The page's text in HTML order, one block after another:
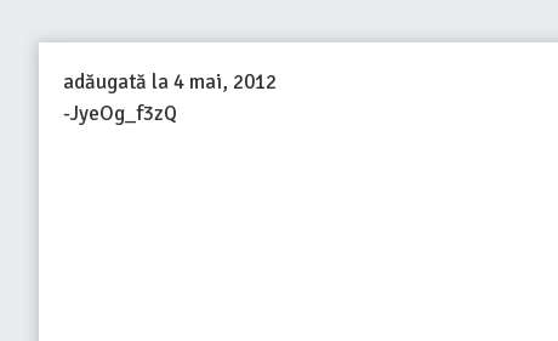
adăugată la 4 mai, 2012
-JyeOg_f3zQ